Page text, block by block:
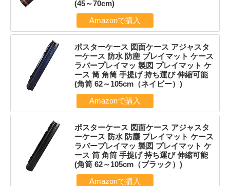
(45～70cm)
Amazonで購入
ポスターケース 図面ケース アジャスタ
ーケース 防水 防塵 プレイマット ケース
ラバープレイマッ 製図 プレイマット ケ
ース 筒 角筒 手提げ 持ち運び 伸縮可能
(角筒 62～105cm（ネイビー）)
Amazonで購入
ポスターケース 図面ケース アジャスタ
ーケース 防水 防塵 プレイマット ケース
ラバープレイマッ 製図 プレイマット ケ
ース 筒 角筒 手提げ 持ち運び 伸縮可能
(角筒 62～105cm（ブラック）)
Amazonで購入